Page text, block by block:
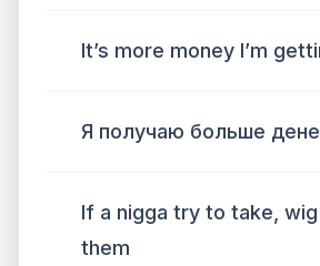
It’s more money I’m
Я получаю больше
If a nigga try to take,
them